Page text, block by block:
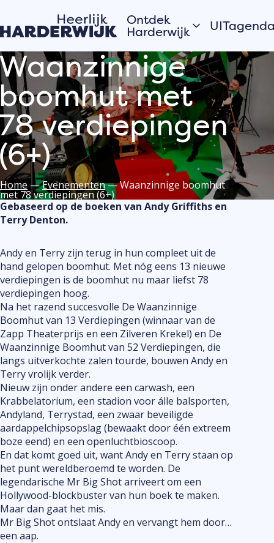
Ontdek
Harderwijk
Hanzestad
Water
Veluwe
Dorpen
Zomer in Harderwijk
Verhalen van de
stad
Vandaag
Morgen
Dit
Bekijk alles
Open
Plaats
de
met
verdiepingen
Home —Evenementen—Waanzinnige boomhut
met 78 verdiepingen (6+)
Gebaseerd op de boeken van Andy Griffiths en
Terry Denton.
Andy en Terry zijn terug in hun compleet uit de
hand gelopen boomhut. Met nóg eens 13 nieuwe
verdiepingen is de boomhut nu maar liefst 78
verdiepingen hoog.
Na het razend succesvolle De Waanzinnige
Boomhut van 13 Verdiepingen (winnaar van de
Zapp Theaterprijs en een Zilveren Krekel) en De
Waanzinnige Boomhut van 52 Verdiepingen, die
langs uitverkochte zalen tourde, bouwen Andy en
Terry vrolijk verder.
Nieuw zijn onder andere een carwash, een
Krabbelatorium, een stadion voor álle balsporten,
Andyland, Terrystad, een zwaar beveiligde
aardappelchipsopslag (bewaakt door één extreem
boze eend) en een openluchtbioscoop.
En dat komt goed uit, want Andy en Terry staan op
het punt wereldberoemd te worden. De
legendarische Mr Big Shot arriveert om een
Hollywood-blockbuster van hun boek te maken.
Maar dan gaat het mis.
Mr Big Shot ontslaat Andy en vervangt hem door…
een aap.